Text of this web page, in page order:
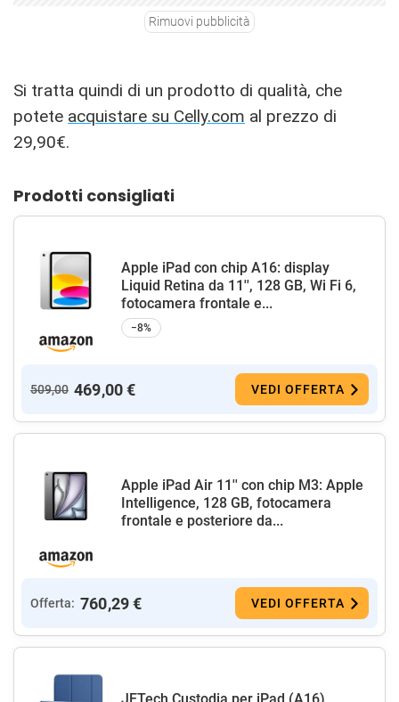
Rimuovi pubblicità
Si tratta quindi di un prodotto di qualità, che
potete acquistare su Celly.com al prezzo di
29,90€.
Prodotti consigliati
Apple iPad con chip A16: display
Liquid Retina da 11'', 128 GB, Wi Fi 6,
fotocamera frontale e...
−8%
509,00 469,00 € VEDI OFFERTA
Apple iPad Air 11'' con chip M3: Apple
Intelligence, 128 GB, fotocamera
frontale e posteriore da...
Offerta: 760,29 € VEDI OFFERTA